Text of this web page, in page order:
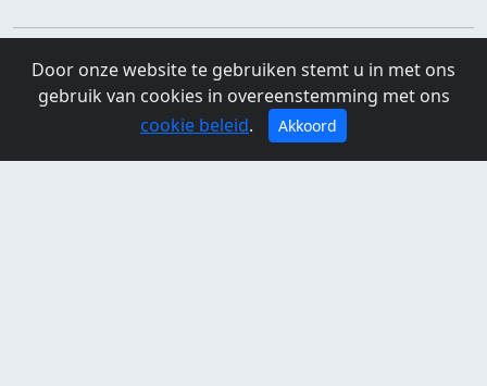
Door onze website te gebruiken stemt u in met ons
gebruik van cookies in overeenstemming met ons
cookie beleid. Akkoord